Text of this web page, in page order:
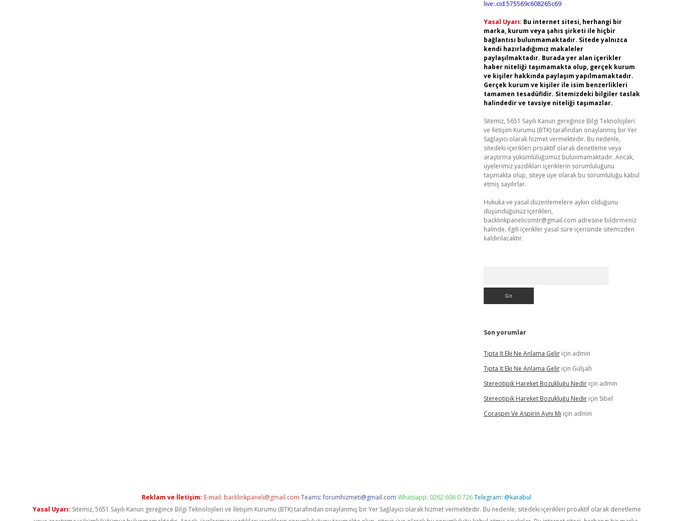
live:.cid.575569c608265c69
Yasal Uyarı: Bu internet sitesi, herhangi bir
marka, kurum veya şahıs şirketi ile hiçbir
bağlantısı bulunmamaktadır. Sitede yalnızca
kendi hazırladığımız makaleler
paylaşılmaktadır. Burada yer alan içerikler
haber niteliği taşımamakta olup, gerçek kurum
ve kişiler hakkında paylaşım yapılmamaktadır.
Gerçek kurum ve kişiler ile isim benzerlikleri
tamamen tesadüfidir. Sitemizdeki bilgiler taslak
halindedir ve tavsiye niteliği taşımazlar.
Sitemiz, 5651 Sayılı Kanun gereğince Bilgi Teknolojileri
ve İletişim Kurumu (BTK) tarafından onaylanmış bir Yer
Sağlayıcı olarak hizmet vermektedir. Bu nedenle,
sitedeki içerikleri proaktif olarak denetleme veya
araştırma yükümlülüğümüz bulunmamaktadır. Ancak,
üyelerimiz yazdıkları içeriklerin sorumluluğunu
taşımakta olup, siteye üye olarak bu sorumluluğu kabul
etmiş sayılırlar.
Hukuka ve yasal düzenlemelere aykırı olduğunu
düşündüğünüz içerikleri,
backlinkpanelicomtr@gmail.com adresine bildirmeniz
halinde, ilgili içerikler yasal süre içerisinde sitemizden
kaldırılacaktır.
Son yorumlar
Tıpta It Eki Ne Anlama Geliriçin admin
Tıpta It Eki Ne Anlama Geliriçin Gülşah
Stereotipik Hareket Bozukluğu Nediriçin admin
Stereotipik Hareket Bozukluğu Nediriçin Sibel
Coraspin Ve Aspirin Aynı Mı için admin
Reklam ve İletişim: E-mail: backlinkpaneli@gmail.com Teams:forumhizmeti@gmail.com Whatsapp: 0262 606 0 726Telegram: @karabul
Yasal Uyarı: Sitemiz, 5651 Sayılı Kanun gereğince Bilgi Teknolojileri ve İletişim Kurumu (BTK) tarafından onaylanmış bir Yer Sağlayıcı olarak hizmet vermektedir. Bu nedenle, sitedeki içerikleri proaktif olarak denetleme